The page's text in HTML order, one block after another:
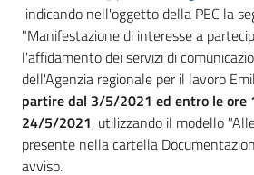
indicando nell'oggetto della PEC la
"Manifestazione di interesse a
l'affidamento dei servizi di
dell'Agenzia regionale per il lavoro
partire dal 3/5/2021 ed entro le ore
24/5/2021, utilizzando il modello
presente nella cartella
avviso.